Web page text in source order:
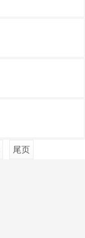
尾页